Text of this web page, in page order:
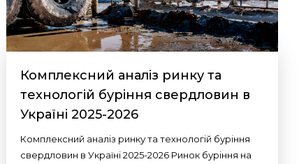
Комплексний аналіз ринку та
технологій буріння свердловин в
Україні 2025-2026
Комплексний аналіз ринку та технологій буріння
свердловин в Україні 2025-2026 Ринок буріння на